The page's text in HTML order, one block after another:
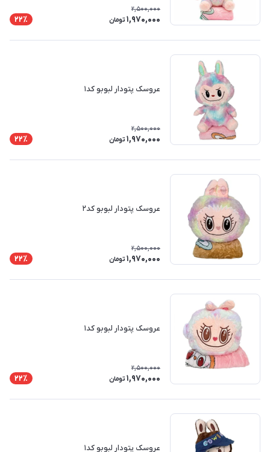
2,500,000
1,970,000 تومان 22٪
عروسک پتودار لبوبو کد۱
2,500,000
1,970,000 تومان 22٪
عروسک پتودار لبوبو کد۲
2,500,000
1,970,000 تومان 22٪
عروسک پتودار لبوبو کد۱
2,500,000
1,970,000 تومان 22٪
عروسک پتودار لبوبو کد۱